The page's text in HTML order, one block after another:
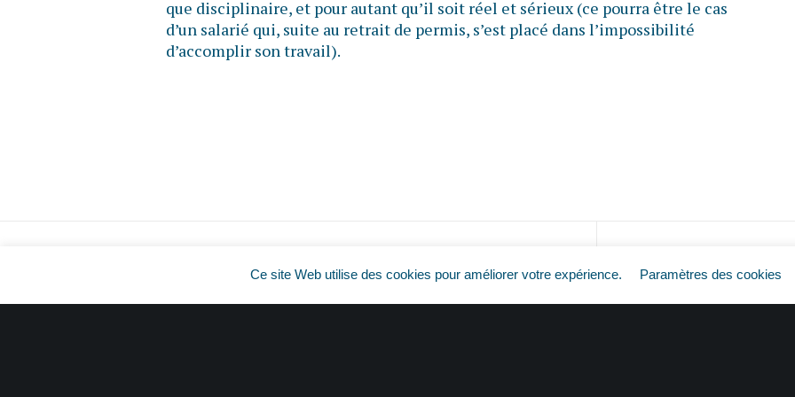
que disciplinaire, et pour autant qu’il soit réel et sérieux (ce pourra être le cas
d’un salarié qui, suite au retrait de permis, s’est placé dans l’impossibilité
d’accomplir son travail).
Plus de permis = plus de travail ?
Ce site Web utilise des cookies pour améliorer votre expérience. Paramètres des cookies